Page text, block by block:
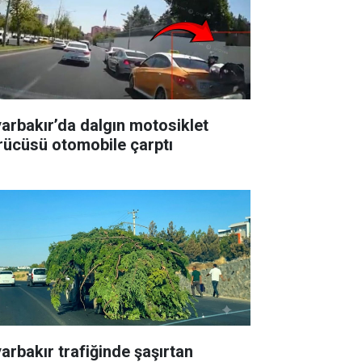
dalgın motosiklet
otomobile çarptı
trafiğinde şaşırtan